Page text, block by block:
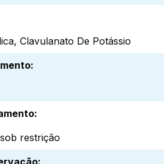
Clavulanato De Potássio
:
:
restrição